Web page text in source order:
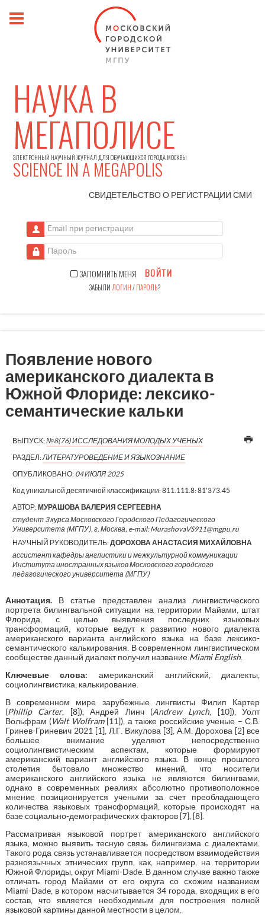
НАУКА В
МЕГАПОЛИСЕ
ЭЛЕКТРОННЫЙ НАУЧНЫЙ ЖУРНАЛ ДЛЯ ОБУЧАЮЩИХСЯ ГОРОДА МОСКВЫ
SCIENCE IN A MEGAPOLIS
СВИДЕТЕЛЬСТВО О РЕГИСТРАЦИИСМИ
Email при регистрации
Пароль
ЗАПОМНИТЬ МЕНЯ ВОЙТИ
ЗАБЫЛИ ЛОГИН/ПАРОЛЬ?
Появление нового
американского диалекта в
Южной Флориде: лексико-
семантические кальки
ВЫПУСК:№8(76) ИССЛЕДОВАНИЯ МОЛОДЫХ УЧЕНЫХ
РАЗДЕЛ:ЛИТЕРАТУРОВЕДЕНИЕ И ЯЗЫКОЗНАНИЕ
ОПУБЛИКОВАНО: 04 ИЮЛЯ 2025
Код уникальной десятичной классификации:811.111.8: 81'373.45
АВТОР:МУРАШОВА ВАЛЕРИЯ СЕРГЕЕВНА
студент 3 курса Московского Городского Педагогического
Университета (МГПУ), г. Москва, e-mail: MurashovaVS911@mgpu.ru
НАУЧНЫЙ РУКОВОДИТЕЛЬ:ДОРОХОВА АНАСТАСИЯ МИХАЙЛОВНА
ассистент кафедры англистики и межкультурной коммуникации
Института иностранных языков Московского городского
педагогического университета (МГПУ)
Аннотация. В статье представлен анализ лингвистического
портрета билингвальной ситуации на территории Майами, штат
Флорида, с целью выявления последних языковых
трансформаций, которые ведут к развитию нового диалекта
американского варианта английского языка на базе лексико-
семантического калькирования. В современном лингвистическом
сообществе данный диалект получил название Miami English.
Ключевые слова: американский английский, диалекты,
социолингвистика, калькирование.
В современном мире зарубежные лингвисты Филип Картер
(Phillip Carter, [8]), Андрей Линч (Andrew Lynch, [10]), Уолт
Вольфрам (Walt Wolfram[11]), а также российские ученые – С.В.
Гринев-Гриневич 2021 [1], Л.Г. Викулова [3], А.М. Дорохова [2] все
большее внимание уделяют непосредственно
социолингвистическим аспектам, которые формируют
американский вариант английского языка. В конце прошлого
столетия бытовало множество мнений, что носители
американского английского языка не являются билингвами,
однако в современных реалиях абсолютно противоположное
мнение позиционируется учеными за счет преобладающего
количества языковых трансформаций, которые происходят на
базе социально-демографических факторов [7], [8].
Рассматривая языковой портрет американского английского
языка, можно выявить тесную связь билингвизма с диалектами.
Такого рода связь устанавливается посредством взаимодействия
разноязычных этнических групп, как, например, на территории
Южной Флориды, округ Miami-Dade. В данном случае важно также
отличать город Майами от его округа со схожим названием
Miami-Dade, в котором насчитывается 34 города, входящих в его
состав, что является необходимым для построения полной
языковой картины данной местности в целом.